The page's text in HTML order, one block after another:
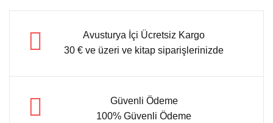
Avusturya İçi Ücretsiz Kargo
30 € ve üzeri ve kitap siparişlerinizde
Güvenli Ödeme
100% Güvenli Ödeme